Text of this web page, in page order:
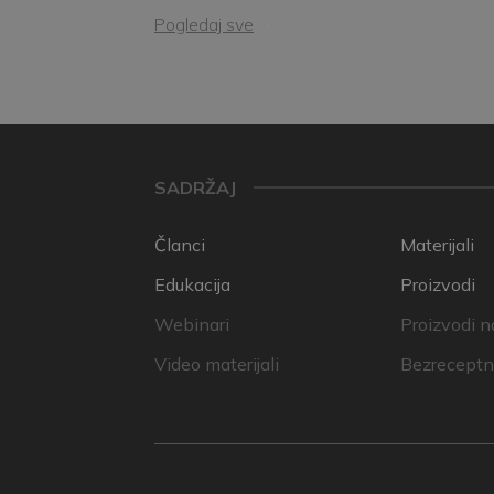
Pogledaj sve
SADRŽAJ
Članci
Edukacija
Webinari
Video materijali
Materijali
Proizvodi
Proizvodi